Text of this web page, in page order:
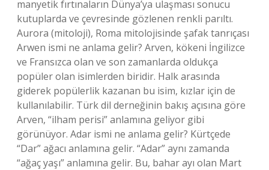
manyetik fırtınaların Dünya’ya ulaşması sonucu
kutuplarda ve çevresinde gözlenen renkli parıltı.
Aurora (mitoloji), Roma mitolojisinde şafak tanrıçası
Arwen ismi ne anlama gelir? Arven, kökeni İngilizce
ve Fransızca olan ve son zamanlarda oldukça
popüler olan isimlerden biridir. Halk arasında
giderek popülerlik kazanan bu isim, kızlar için de
kullanılabilir. Türk dil derneğinin bakış açısına göre
Arven, “ilham perisi” anlamına geliyor gibi
görünüyor. Adar ismi ne anlama gelir? Kürtçede
“Dar” ağacı anlamına gelir. “Adar” aynı zamanda
“ağaç yaşı” anlamına gelir. Bu, bahar ayı olan Mart